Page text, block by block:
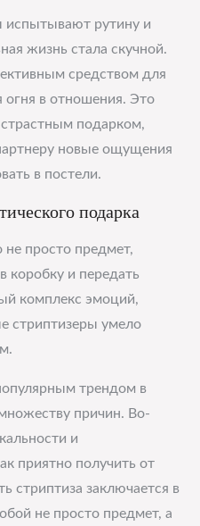
испытывают рутину и
жизнь стала скучной.
средством для
огня в отношения. Это
подарком,
новые ощущения
в постели.
подарка
не просто предмет,
и передать
комплекс эмоций,
стриптизеры умело
трендом в
причин. Во-
и
приятно получить от
стриптиза заключается в
не просто предмет, а